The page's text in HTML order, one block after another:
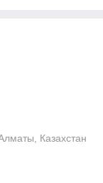
Казахстан